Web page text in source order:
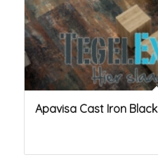
Apavisa Cast Iron Black